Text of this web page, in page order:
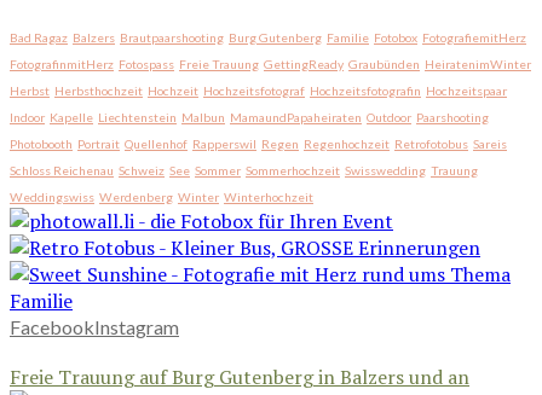
Bad Ragaz Balzers Brautpaarshooting Burg Gutenberg Familie Fotobox FotografiemitHerz
FotografinmitHerz Fotospass Freie Trauung GettingReady Graubünden HeiratenimWinter
Herbst Herbsthochzeit Hochzeit Hochzeitsfotograf Hochzeitsfotografin Hochzeitspaar
Indoor Kapelle Liechtenstein Malbun MamaundPapaheiraten Outdoor Paarshooting
Photobooth Portrait Quellenhof Rapperswil Regen Regenhochzeit Retrofotobus Sareis
Schloss Reichenau Schweiz See Sommer Sommerhochzeit Swisswedding Trauung
Weddingswiss Werdenberg Winter Winterhochzeit
FacebookInstagram
Freie Trauung auf Burg Gutenberg in Balzers und an